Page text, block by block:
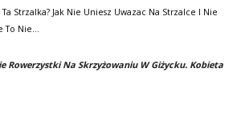
Strzalka? Jak Nie Uniesz Uwazac Na Strzalce I Nie
To Nie…
Rowerzystki Na Skrzyżowaniu W Giżycku. Kobieta